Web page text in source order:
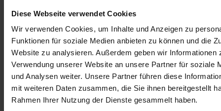
Diese Webseite verwendet Cookies
Wir verwenden Cookies, um Inhalte und Anzeigen zu
Funktionen für soziale Medien anbieten zu können und die
Website zu analysieren. Außerdem geben wir Informationen
Verwendung unserer Website an unsere Partner für soziale
und Analysen weiter. Unsere Partner führen diese
mit weiteren Daten zusammen, die Sie ihnen bereitgestellt
Rahmen Ihrer Nutzung der Dienste gesammelt haben.
Verkaufsberater Gebrauchtwagen
Tel.: 06471 9292-18b.engelbrecht@autobach.de